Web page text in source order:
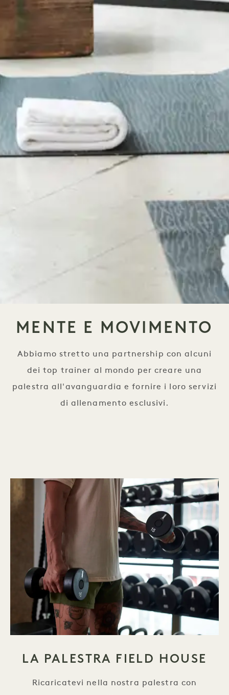
MENTE E MOVIMENTO
Abbiamo stretto una partnership con alcuni
dei top trainer al mondo per creare una
palestra all'avanguardia e fornire i loro servizi
di allenamento esclusivi.
LA PALESTRA FIELD HOUSE
Ricaricatevi nella nostra palestra con